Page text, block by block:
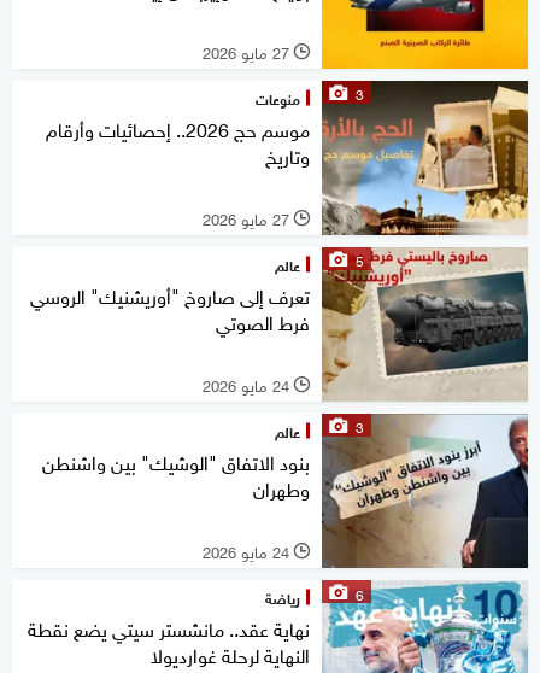
l 27 مايو 2026
3 منوعات
موسم حج 2026.. إحصائيات وأرقام
وتاريخ
l 27 مايو 2026
5 عالم
تعرف إلى صاروخ "أوريشنيك" الروسي
فرط الصوتي
l 24 مايو 2026
3 عالم
بنود الاتفاق "الوشيك" بين واشنطن
وطهران
l 24 مايو 2026
6 رياضة
نهاية عقد.. مانشستر سيتي يضع نقطة
النهاية لرحلة غوارديولا